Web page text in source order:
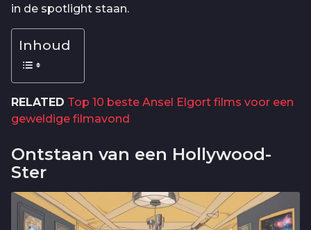
in de spotlight staan.
Inhoud
RELATED Top 10 beste Ansel Elgort films voor een
geweldige filmavond
Ontstaan van een Hollywood-
Ster